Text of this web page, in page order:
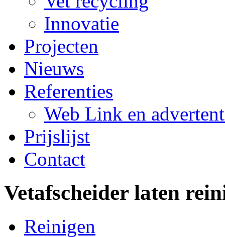
Innovatie
Projecten
Nieuws
Referenties
Web Link en
Prijslijst
Contact
Vetafscheider laten
Reinigen